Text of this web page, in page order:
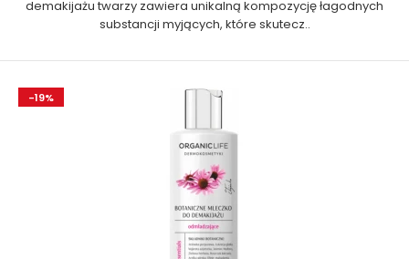
demakijażu twarzy zawiera unikalną kompozycję łagodnych
substancji myjących, które skutecz..
-19%